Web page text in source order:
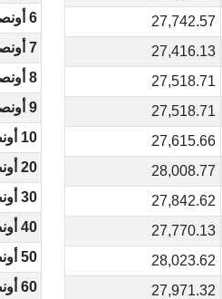
27,742.57
27,416.13
27,518.71
27,518.71
27,615.66
28,008.77
27,842.62
27,770.13
28,023.62
27,971.32
6 أونصة عيار 12
7 أونصة عيار 12
8 أونصة عيار 12
9 أونصة عيار 12
10 أونصة عيار 12
20 أونصة عيار 12
30 أونصة عيار 12
40 أونصة عيار 12
50 أونصة عيار 12
60 أونصة عيار 12